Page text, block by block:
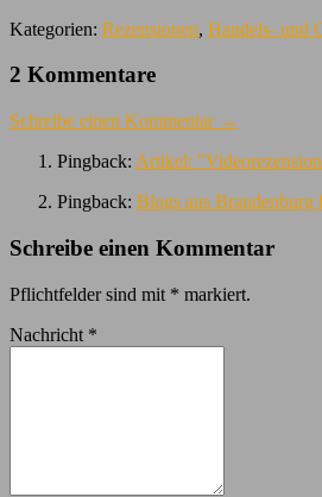
Kategorien: Rezensionen, Handels- und
2 Kommentare
Schreibe einen Kommentar →
Pingback: Artikel:
Pingback: Blogs aus
Schreibe einen Kommentar
Pflichtfelder sind mit * markiert.
Nachricht *